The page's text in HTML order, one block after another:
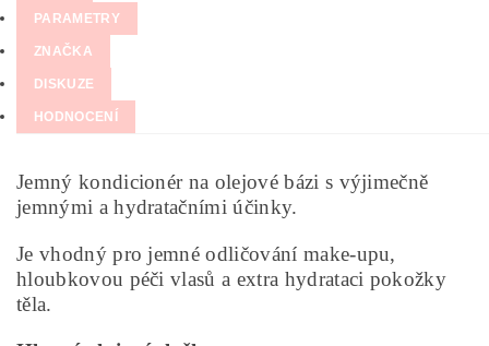
PARAMETRY
ZNAČKA
DISKUZE
HODNOCENÍ
Jemný kondicionér na olejové bázi s výjimečně
jemnými a hydratačními účinky.
Je vhodný pro jemné odličování make-upu,
hloubkovou péči vlasů a extra hydrataci pokožky
těla.